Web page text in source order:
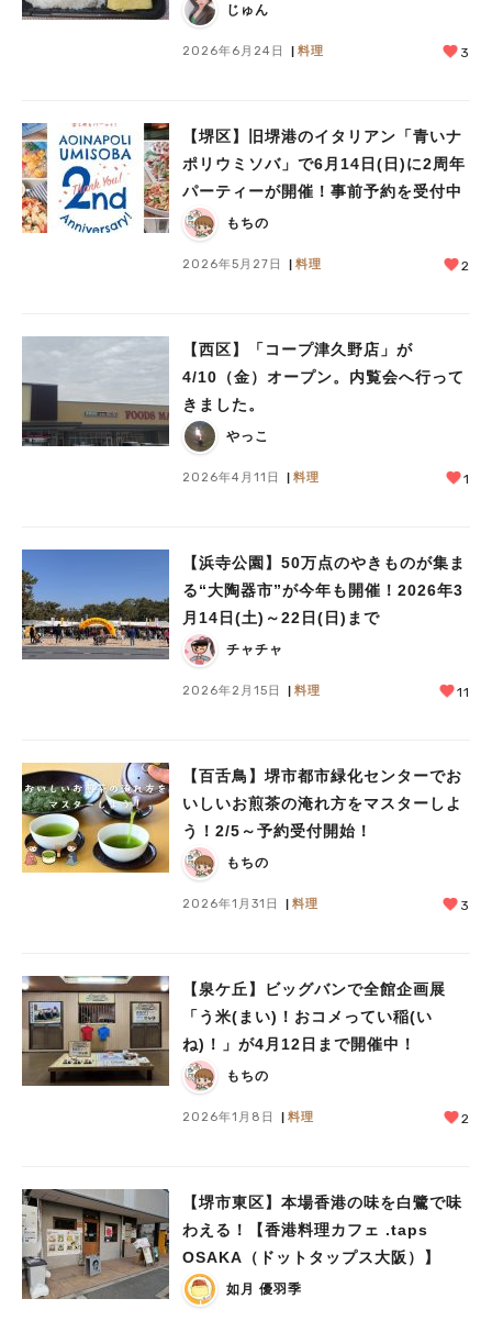
じゅん
2026年6月24日 料理 3
【堺区】旧堺港のイタリアン「青いナ
ポリウミソバ」で6月14日(日)に2周年
パーティーが開催！事前予約を受付中
もちの
2026年5月27日 料理 2
【西区】「コープ津久野店」が
4/10（金）オープン。内覧会へ行って
きました。
やっこ
2026年4月11日 料理 1
【浜寺公園】50万点のやきものが集ま
る“大陶器市”が今年も開催！2026年3
月14日(土)～22日(日)まで
チャチャ
2026年2月15日 料理 11
【百舌鳥】堺市都市緑化センターでお
いしいお煎茶の淹れ方をマスターしよ
う！2/5～予約受付開始！
もちの
2026年1月31日 料理 3
【泉ケ丘】ビッグバンで全館企画展
「う米(まい)！おコメってい稲(い
ね)！」が4月12日まで開催中！
もちの
2026年1月8日 料理 2
【堺市東区】本場香港の味を白鷺で味
わえる！【香港料理カフェ .taps
OSAKA（ドットタップス大阪）】
如月 優羽季